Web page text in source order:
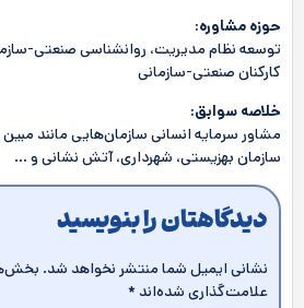
حوزه مشاوره:
توسعه نظام مدیریت، روانشناسی صنعتی-
کارکنان صنعتی-سازمانی
خلاصه سوابق:
مشاور سرمایه انسانی سازمان‌هایی مانند مبین
سازمان بهزیستی، شهرداری، آتش نشانی و …
دیدگاهتان را بنویسید
نشانی ایمیل شما منتشر نخواهد شد.
علامت‌گذاری شده‌اند *